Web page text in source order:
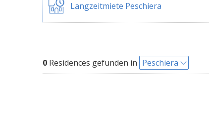
Langzeitmiete Peschiera
0 Residences gefunden in Peschiera